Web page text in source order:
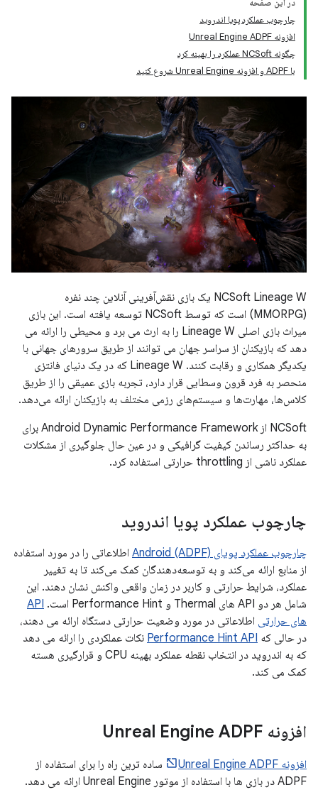
در این صفحه
چارچوب عملکرد پویا اندروید
افزونه Unreal Engine ADPF
چگونه NCSoft عملکرد را بهینه کرد
با ADPF و افزونه Unreal Engine شروع کنید
NCSoft Lineage W یک بازی نقش‌آفرینی آنلاین چند نفره
(MMORPG) است که توسط NCSoft توسعه یافته است. این بازی
میراث بازی اصلی Lineage W را به ارث می برد و محیطی را ارائه می
دهد که بازیکنان از سراسر جهان می توانند از طریق سرورهای جهانی با
یکدیگر همکاری و رقابت کنند. Lineage W که در یک دنیای فانتزی
منحصر به فرد قرون وسطایی قرار دارد، تجربه بازی عمیقی را از طریق
کلاس‌ها، مهارت‌ها و سیستم‌های رزمی مختلف به بازیکنان ارائه می‌دهد.
NCSoft از Android Dynamic Performance Framework برای
به حداکثر رساندن کیفیت گرافیکی و در عین حال جلوگیری از مشکلات
عملکرد ناشی از throttling حرارتی استفاده کرد.
چارچوب عملکرد پویا اندروید
چارچوب عملکرد پویای Android (ADPF)
اطلاعاتی را در مورد استفاده
از منابع ارائه می‌کند و به توسعه‌دهندگان کمک می‌کند تا به تغییر
عملکرد، شرایط حرارتی و کاربر در زمان واقعی واکنش نشان دهند. این
شامل هر دو API های Thermal و Performance Hint است.
API
های حرارتی اطلاعاتی در مورد وضعیت حرارتی دستگاه ارائه می دهند،
در حالی که Performance Hint API نکات عملکردی را ارائه می دهد
که به اندروید در انتخاب نقطه عملکرد بهینه CPU و قرارگیری هسته
کمک می کند.
افزونه Unreal Engine ADPF
افزونه Unreal Engine ADPF
ساده ترین راه را برای استفاده از
ADPF در بازی ها با استفاده از موتور Unreal Engine ارائه می دهد.